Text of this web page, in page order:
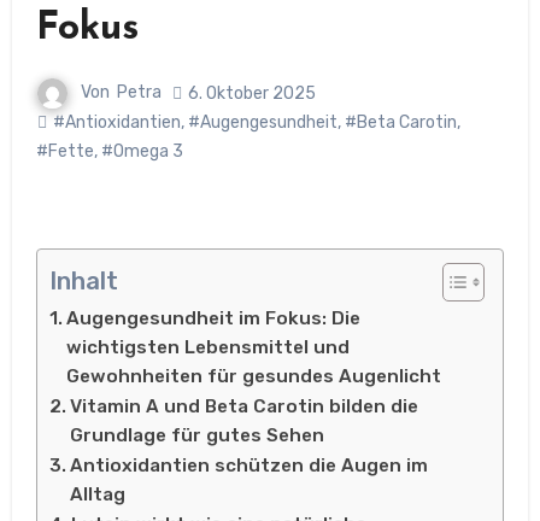
Fokus
Von Petra
6. Oktober 2025
#Antioxidantien, #Augengesundheit, #Beta Carotin,
#Fette, #Omega 3
Inhalt
Augengesundheit im Fokus: Die
wichtigsten Lebensmittel und
Gewohnheiten für gesundes Augenlicht
Vitamin A und Beta Carotin bilden die
Grundlage für gutes Sehen
Antioxidantien schützen die Augen im
Alltag